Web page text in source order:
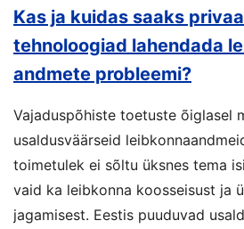
Kas ja kuidas saaks
tehnoloogiad lahendada
andmete probleemi?
Vajaduspõhiste toetuste õiglasel
usaldusväärseid
toimetulek ei sõltu üksnes tema
vaid ka leibkonna koosseisust ja
jagamisest. Eestis puuduvad